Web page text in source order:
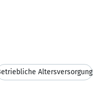
Altersversorgung